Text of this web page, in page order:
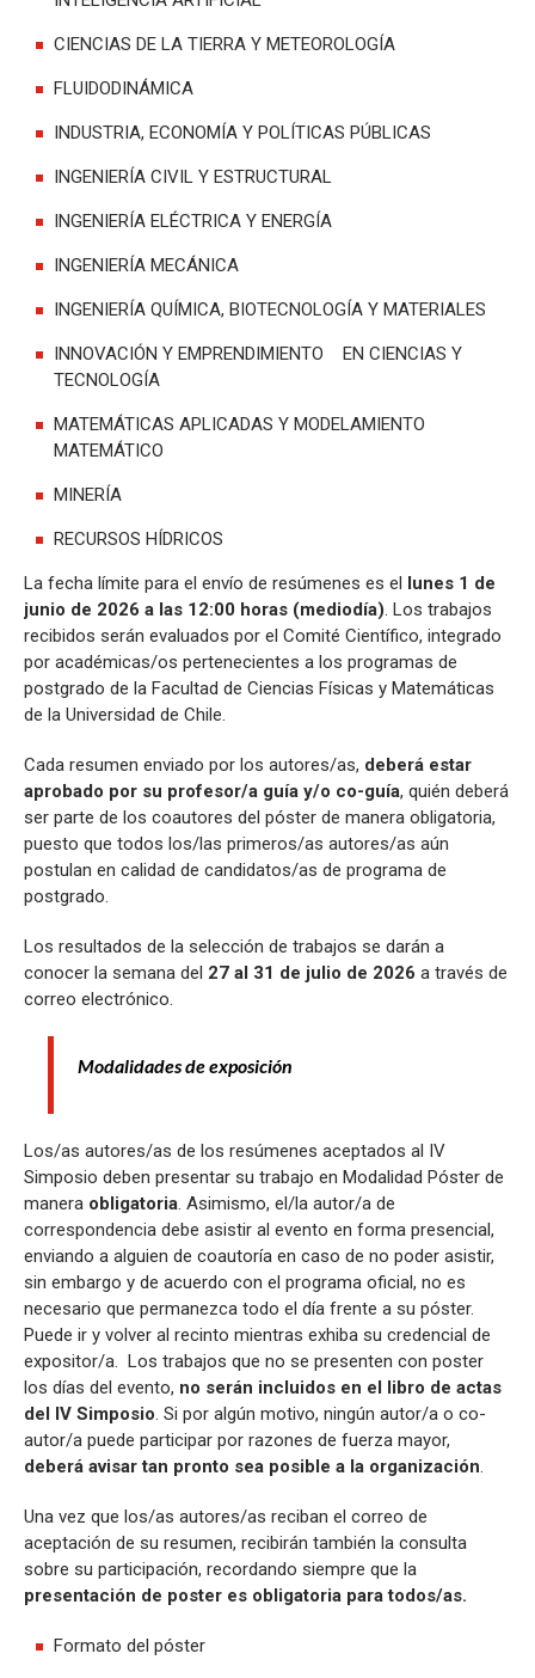
CIENCIAS DE LA TIERRA Y METEOROLOGÍA
FLUIDODINÁMICA
INDUSTRIA, ECONOMÍA Y POLÍTICAS PÚBLICAS
INGENIERÍA CIVIL Y ESTRUCTURAL
INGENIERÍA ELÉCTRICA Y ENERGÍA
INGENIERÍA MECÁNICA
INGENIERÍA QUÍMICA, BIOTECNOLOGÍA Y MATERIALES
INNOVACIÓN Y EMPRENDIMIENTO EN CIENCIAS Y
TECNOLOGÍA
MATEMÁTICAS APLICADAS Y MODELAMIENTO
MATEMÁTICO
MINERÍA
RECURSOS HÍDRICOS
La fecha límite para el envío de resúmenes es el lunes 1 de
junio de 2026 a las 12:00 horas (mediodía). Los trabajos
recibidos serán evaluados por el Comité Científico, integrado
por académicas/os pertenecientes a los programas de
postgrado de la Facultad de Ciencias Físicas y Matemáticas
de la Universidad de Chile.
Cada resumen enviado por los autores/as, deberá estar
aprobado por su profesor/a guía y/o co-guía, quién deberá
ser parte de los coautores del póster de manera obligatoria,
puesto que todos los/las primeros/as autores/as aún
postulan en calidad de candidatos/as de programa de
postgrado.
Los resultados de la selección de trabajos se darán a
conocer la semana del 27 al 31 de julio de 2026 a través de
correo electrónico.
Modalidades de exposición
Los/as autores/as de los resúmenes aceptados al IV
Simposio deben presentar su trabajo en Modalidad Póster de
manera obligatoria. Asimismo, el/la autor/a de
correspondencia debe asistir al evento en forma presencial,
enviando a alguien de coautoría en caso de no poder asistir,
sin embargo y de acuerdo con el programa oficial, no es
necesario que permanezca todo el día frente a su póster.
Puede ir y volver al recinto mientras exhiba su credencial de
expositor/a. Los trabajos que no se presenten con poster
los días del evento, no serán incluidos en el libro de actas
del IV Simposio. Si por algún motivo, ningún autor/a o co-
autor/a puede participar por razones de fuerza mayor,
deberá avisar tan pronto sea posible a la organización.
Una vez que los/as autores/as reciban el correo de
aceptación de su resumen, recibirán también la consulta
sobre su participación, recordando siempre que la
presentación de poster es obligatoria para todos/as.
Formato del póster